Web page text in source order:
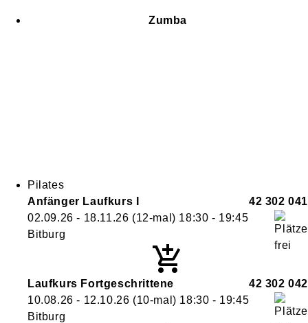
Zumba
Pilates
Anfänger Laufkurs I
42 302 041
02.09.26 - 18.11.26 (12-mal) 18:30 - 19:45
Bitburg
Laufkurs Fortgeschrittene
42 302 042
10.08.26 - 12.10.26 (10-mal) 18:30 - 19:45
Bitburg